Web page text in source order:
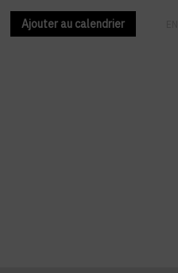
Ajouter au calendrier